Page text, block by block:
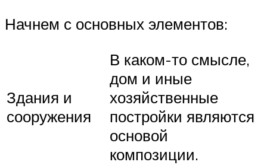
Начнем с основных элементов:
Здания и
сооружения
В каком-то смысле,
дом и иные
хозяйственные
постройки являются
основой
композиции.